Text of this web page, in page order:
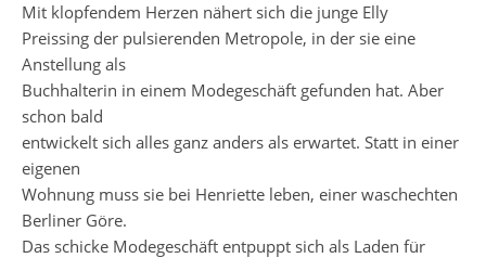
Mit klopfendem Herzen nähert sich die junge Elly
Preissing der pulsierenden Metropole, in der sie eine
Anstellung als
Buchhalterin in einem Modegeschäft gefunden hat. Aber
schon bald
entwickelt sich alles ganz anders als erwartet. Statt in einer
eigenen
Wohnung muss sie bei Henriette leben, einer waschechten
Berliner Göre.
Das schicke Modegeschäft entpuppt sich als Laden für